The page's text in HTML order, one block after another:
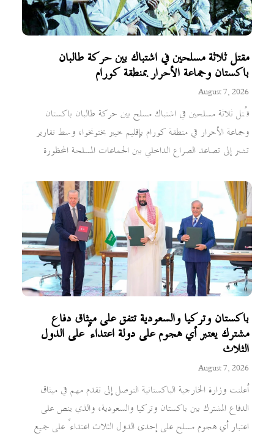
مقتل ثلاثة مسلحين في اشتباك بين حركة طالبان
باكستان وجماعة الأحرار بمنطقة كورام
August 7, 2026
قُتل ثلاثة مسلحين في اشتباك مسلح بين حركة طالبان باكستان
وجماعة الأحرار في منطقة كورام بإقليم خيبر بختونخوا، وسط تقارير
تشير إلى تصاعد الصراع الداخلي بين الجماعات المسلحة المحظورة
باكستان وتركيا والسعودية تتفق على ميثاق دفاع
مشترك يعتبر أي هجوم على دولة اعتداءً على الدول
الثلاث
August 7, 2026
أعلنت وزارة الخارجية الباكستانية التوصل إلى تقدم مهم في ميثاق
الدفاع المشترك بين باكستان وتركيا والسعودية، والذي ينص على
اعتبار أي هجوم مسلح على إحدى الدول الثلاث اعتداءً على جميع